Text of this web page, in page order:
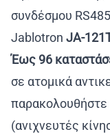
συνδέσμου
Jablotron JA-
Έως 96
σε ατομικά
παρακολουθήστε
(ανιχνευτές